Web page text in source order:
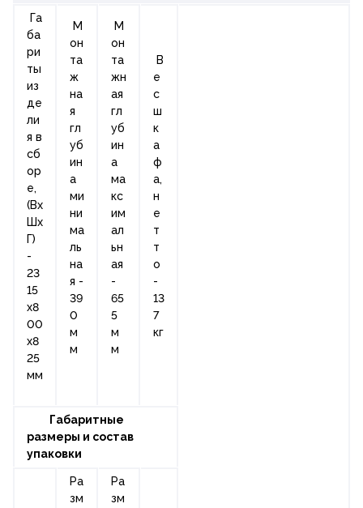
Га
ба
ри
ты
из
де
ли
я в
сб
ор
е,
(Вх
Шх
Г)
-
23
15
х8
00
х8
25
мм
М
он
та
ж
на
я
гл
уб
ин
а
ми
ни
ма
ль
на
я -
39
0
м
м
М
он
та
жн
ая
гл
уб
ин
а
ма
кс
им
ал
ьн
ая
-
65
5
м
м
В
е
с
ш
к
а
ф
а,
н
е
т
т
о
-
13
7
кг
Габаритные
размеры и состав
упаковки
Ра
зм
Ра
зм